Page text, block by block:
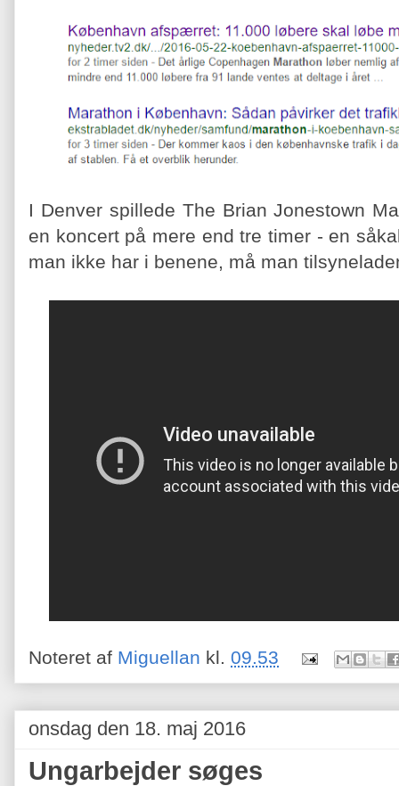
I Denver spillede The Brian Jonestown
en koncert på mere end tre timer - en
man ikke har i benene, må man
Noteret af Miguellan kl. 09.53
onsdag den 18. maj 2016
Ungarbejder søges